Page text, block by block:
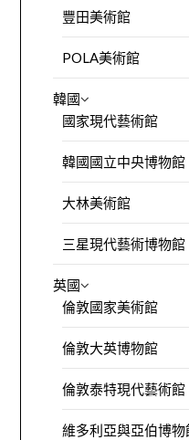
豐田美術館
POLA美術館
韓國
國家現代藝術館
韓國國立中央博物館
大林美術館
三星現代藝術博物館
英國
倫敦國家美術館
倫敦大英博物館
倫敦泰特現代藝術館
維多利亞與亞伯博物